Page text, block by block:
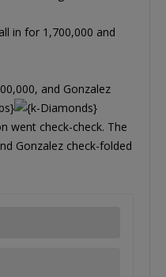
in for 1,700,000 and
and Gonzalez
went check-check. The
Gonzalez check-folded